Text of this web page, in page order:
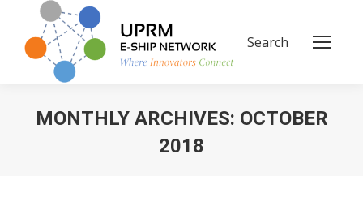
Search:
Search
MONTHLY ARCHIVES: OCTOBER
2018